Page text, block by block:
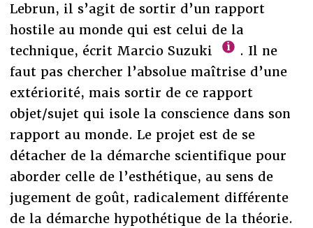
Lebrun, il s’agit de sortir d’un rapport
hostile au monde qui est celui de la
technique, écrit Marcio Suzuki
. Il ne
faut pas chercher l’absolue maîtrise d’une
extériorité, mais sortir de ce rapport
objet/sujet qui isole la conscience dans son
rapport au monde. Le projet est de se
détacher de la démarche scientifique pour
aborder celle de l’esthétique, au sens de
jugement de goût, radicalement différente
de la démarche hypothétique de la théorie.